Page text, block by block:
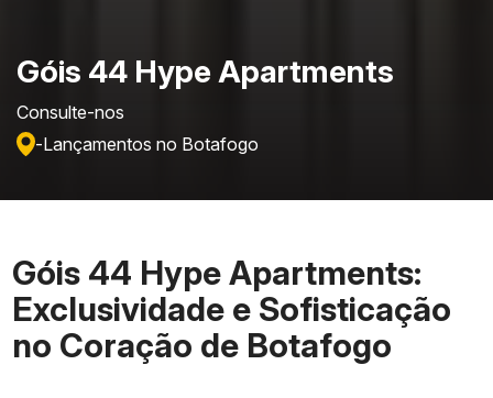
Góis 44 Hype Apartments
Consulte-nos
-Lançamentos no Botafogo
Góis 44 Hype Apartments:
Exclusividade e Sofisticação
no Coração de Botafogo